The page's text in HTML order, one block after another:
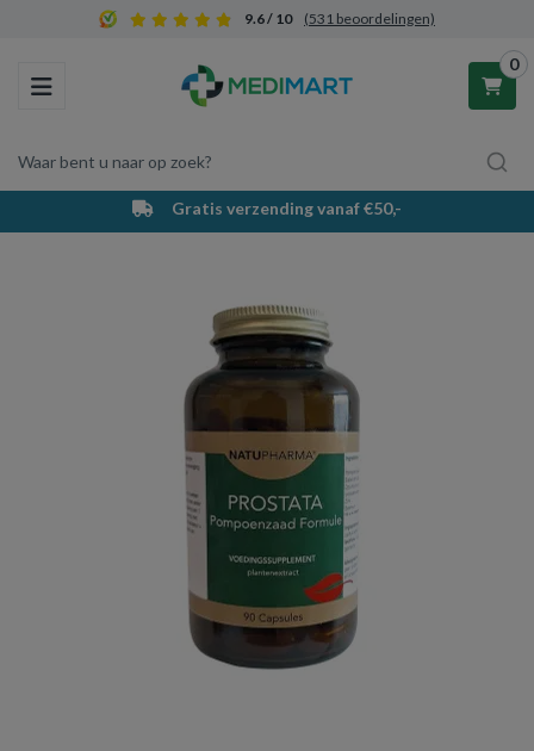
9.6 / 10 (531 beoordelingen)
Toggle navigation
Waar bent u naar op zoek?
0
Winkelwagen
Uw winkelwagen is leeg.
Vul hem met producten.
Gratis verzending vanaf €50,-